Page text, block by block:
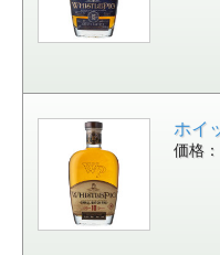
ホイ
価格